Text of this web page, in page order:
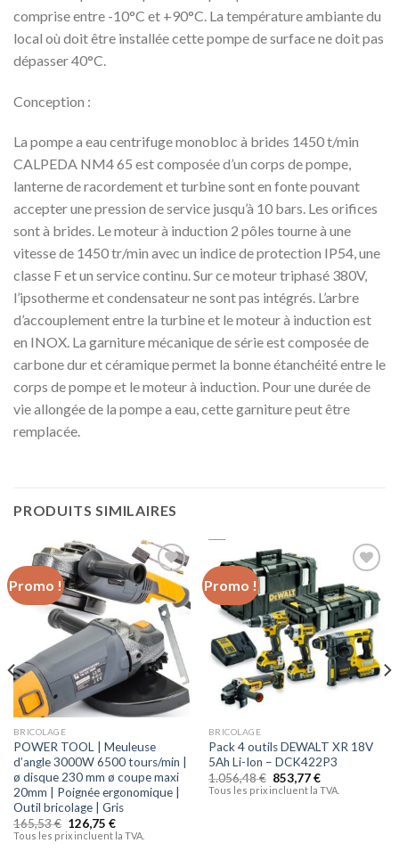
comprise entre -10°C et +90°C. La température ambiante du
local où doit être installée cette pompe de surface ne doit pas
dépasser 40°C.
Conception :
La pompe a eau centrifuge monobloc à brides 1450 t/min
CALPEDA NM4 65 est composée d’un corps de pompe,
lanterne de racordement et turbine sont en fonte pouvant
accepter une pression de service jusqu’à 10 bars. Les orifices
sont à brides. Le moteur à induction 2 pôles tourne à une
vitesse de 1450 tr/min avec un indice de protection IP54, une
classe F et un service continu. Sur ce moteur triphasé 380V,
l’ipsotherme et condensateur ne sont pas intégrés. L’arbre
d’accouplement entre la turbine et le moteur à induction est
en INOX. La garniture mécanique de série est composée de
carbone dur et céramique permet la bonne étanchéité entre le
corps de pompe et le moteur à induction. Pour une durée de
vie allongée de la pompe a eau, cette garniture peut être
remplacée.
PRODUITS SIMILAIRES
Promo !
Ajouter
à la liste
d’envies
BRICOLAGE
POWER TOOL | Meuleuse
d’angle 3000W 6500 tours/min |
ø disque 230 mm ø coupe maxi
20mm | Poignée ergonomique |
Outil bricolage | Gris
165,53€ 126,75 €
Tous les prix incluent la TVA.
Promo !
Ajouter
à la liste
d’envies
BRICOLAGE
Pack 4 outils DEWALT XR 18V
5Ah Li-Ion – DCK422P3
1.056,48€ 853,77€
Tous les prix incluent la TVA.